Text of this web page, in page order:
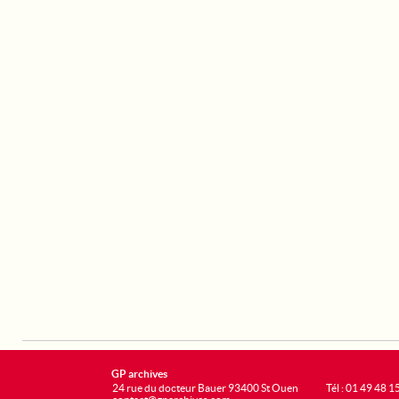
GP archives
24 rue du docteur Bauer 93400 St Ouen
Tél : 01 49 48